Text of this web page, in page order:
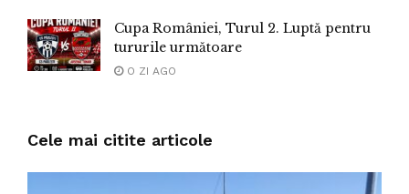
Cupa României, Turul 2. Luptă pentru
tururile următoare
O ZI AGO
Cele mai citite articole